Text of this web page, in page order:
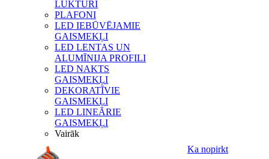
LUKTURI
PLAFONI
LED IEBŪVĒJAMIE
GAISMEKĻI
LED LENTAS UN
ALUMĪNIJA PROFILI
LED NAKTS
GAISMEKĻI
DEKORATĪVIE
GAISMEKĻI
LED LINEĀRIE
GAISMEKĻI
Vairāk
Ka nopirkt